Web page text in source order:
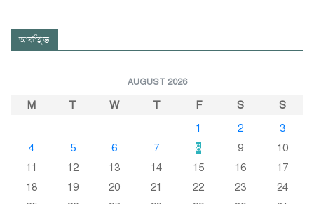
আর্কাইভ
AUGUST 2026
M T W T F S
S
1
2
3
4
5 6 7 8 9
10
11
12 13 14 15 16
17
18
19 20 21 22 23
24